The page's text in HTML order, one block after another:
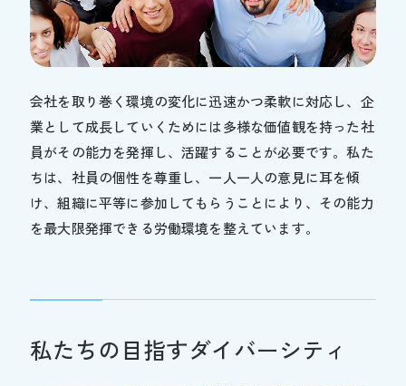
生命を守る
企業情報
事業紹介
会社を取り巻く環境の変化に迅速かつ柔軟に対応し、企
業として成長していくためには多様な価値観を持った社
員がその能力を発揮し、活躍することが必要です。私た
ちは、社員の個性を尊重し、一人一人の意見に耳を傾
け、組織に平等に参加してもらうことにより、その能力
を最大限発揮できる労働環境を整えています。
私たちの目指すダイバーシティ